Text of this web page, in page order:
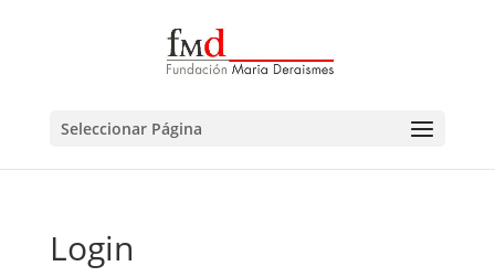
Seleccionar Página
Login